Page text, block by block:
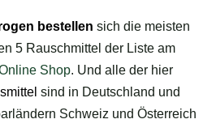
bestellen sich die meisten
5 Rauschmittel der Liste am
Shop. Und alle der hier
sind in Deutschland und
Schweiz und Österreich